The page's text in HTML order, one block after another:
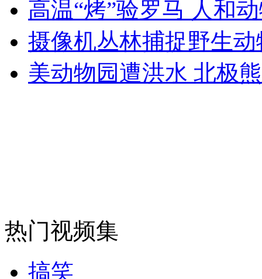
无痛分娩是否安全 医生回应
外交部：反对强权政治霸凌主义
外交部：有关国家言论片面不公正
高温“烤”验罗马 人和
摄像机丛林捕捉野生
美动物园遭洪水 北极
热门视频集
搞笑